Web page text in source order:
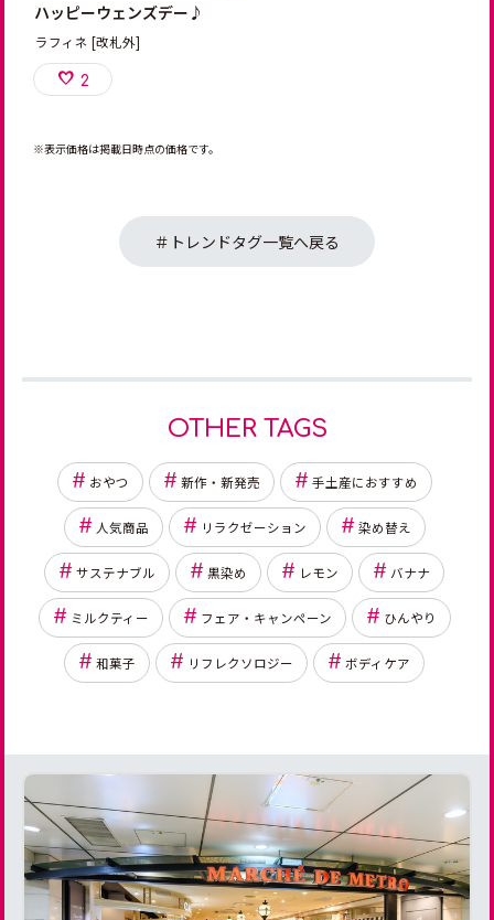
ハッピーウェンズデー♪
ラフィネ [改札外]
2
※表示価格は掲載日時点の価格です。
＃トレンドタグ一覧へ戻る
OTHER TAGS
おやつ 新作・新発売 手土産におすすめ
人気商品 リラクゼーション 染め替え
サステナブル 黒染め レモン バナナ
ミルクティー フェア・キャンペーン ひんやり
和菓子 リフレクソロジー ボディケア